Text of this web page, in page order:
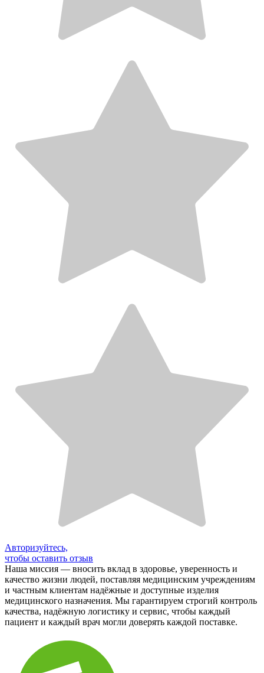
Авторизуйтесь,
чтобы оставить отзыв
Наша миссия — вносить вклад в здоровье, уверенность и
качество жизни людей, поставляя медицинским учреждениям
и частным клиентам надёжные и доступные изделия
медицинского назначения. Мы гарантируем строгий контроль
качества, надёжную логистику и сервис, чтобы каждый
пациент и каждый врач могли доверять каждой поставке.